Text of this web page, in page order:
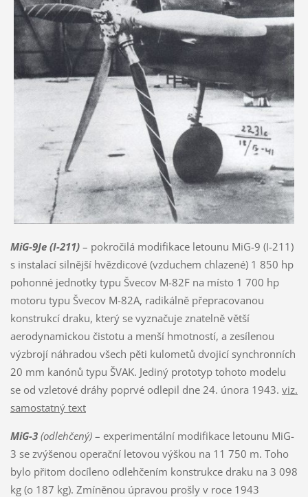
MiG-9Je (I-211)– pokročilá modifikace letounu MiG-9 (I-211)
s instalací silnější hvězdicové (vzduchem chlazené) 1 850 hp
pohonné jednotky typu Švecov M-82F na místo 1 700 hp
motoru typu Švecov M-82A, radikálně přepracovanou
konstrukcí draku, který se vyznačuje znatelně větší
aerodynamickou čistotu a menší hmotností, a zesílenou
výzbrojí náhradou všech pěti kulometů dvojicí synchronních
20 mm kanónů typu ŠVAK. Jediný prototyp tohoto modelu
se od vzletové dráhy poprvé odlepil dne 24. února 1943. viz.
samostatný text
MiG-3 (odlehčený) – experimentální modifikace letounu MiG-
3 se zvýšenou operační letovou výškou na 11 750 m. Toho
bylo přitom docíleno odlehčením konstrukce draku na 3 098
kg (o 187 kg). Zmíněnou úpravou prošly v roce 1943